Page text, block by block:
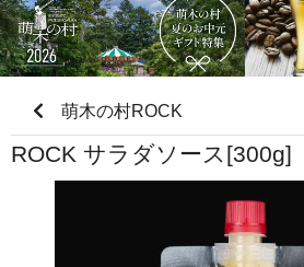
萌木の村ROCK
ROCK サラダソース[300g]